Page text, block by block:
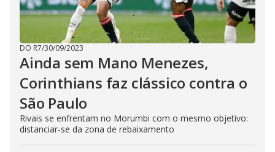
DO R7/30/09/2023
Ainda sem Mano Menezes,
Corinthians faz clássico contra o
São Paulo
Rivais se enfrentam no Morumbi com o mesmo objetivo:
distanciar-se da zona de rebaixamento